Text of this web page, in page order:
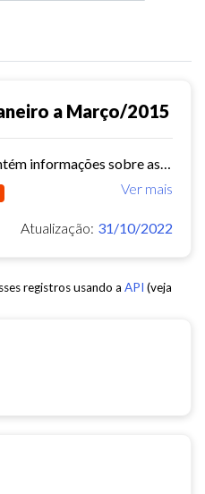
a Março/2015
Ver mais
Atualização: 31/10/2022
registros usando a API (veja